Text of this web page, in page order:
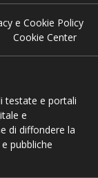
e Cookie Policy
Cookie Center
testate e portali
e
di diffondere la
pubbliche